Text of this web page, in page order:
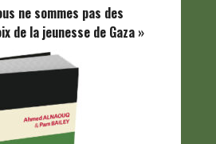
ne sommes pas des
de la jeunesse de Gaza »